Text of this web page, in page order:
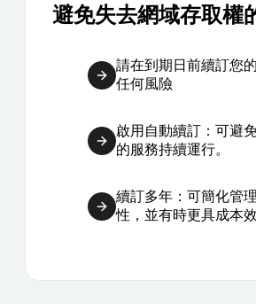
避免失去網域存取權
請在到期日前續訂您
任何風險
啟用自動續訂：可避
的服務持續運行。
續訂多年：可簡化管
性，並有時更具成本效